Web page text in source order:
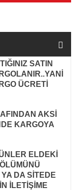
SATIN
ÜCRETİ
AKSİ
KARGOYA
ELDEKİ
DA SİTEDE
İLETİŞİME